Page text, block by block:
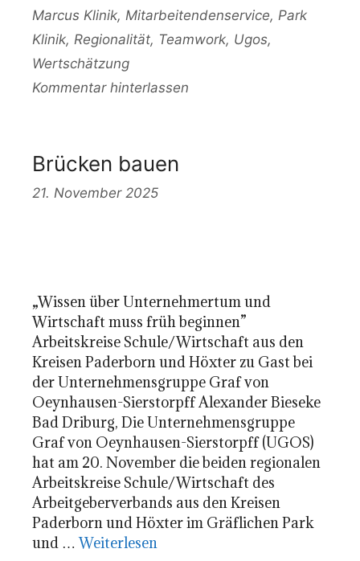
Marcus Klinik, Mitarbeitendenservice, Park
Klinik, Regionalität, Teamwork, Ugos,
Wertschätzung
Kommentar hinterlassen
Brücken bauen
21. November 2025
„Wissen über Unternehmertum und
Wirtschaft muss früh beginnen”
Arbeitskreise Schule/Wirtschaft aus den
Kreisen Paderborn und Höxter zu Gast bei
der Unternehmensgruppe Graf von
Oeynhausen-Sierstorpff Alexander Bieseke
Bad Driburg, Die Unternehmensgruppe
Graf von Oeynhausen-Sierstorpff (UGOS)
hat am 20. November die beiden regionalen
Arbeitskreise Schule/Wirtschaft des
Arbeitgeberverbands aus den Kreisen
Paderborn und Höxter im Gräflichen Park
und …Weiterlesen